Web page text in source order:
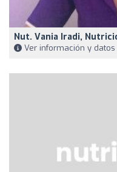
Nut. Vania Iradi,
Ver información y